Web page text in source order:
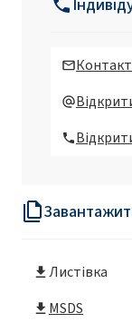
Листівка
MSDS